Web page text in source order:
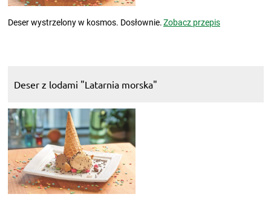
Deser wystrzelony w kosmos. Dosłownie.Zobacz przepis
Deser z lodami "Latarnia morska"